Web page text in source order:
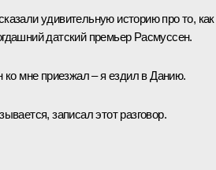
удивительную историю про то, как
датский премьер Расмуссен.
ко мне приезжал – я ездил в Данию.
записал этот разговор.